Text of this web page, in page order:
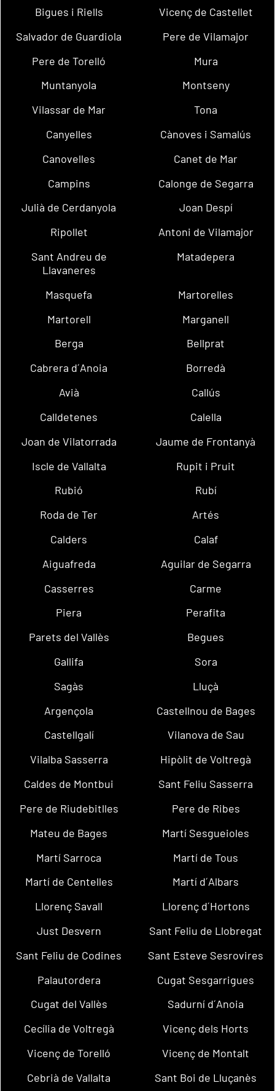
Bigues i Riells
Vicenç de Castellet
Salvador de Guardiola
Pere de Vilamajor
Pere de Torelló
Mura
Muntanyola
Montseny
Vilassar de Mar
Tona
Canyelles
Cànoves i Samalús
Canovelles
Canet de Mar
Campins
Calonge de Segarra
Julià de Cerdanyola
Joan Despí
Ripollet
Antoni de Vilamajor
Sant Andreu de
Llavaneres
Matadepera
Masquefa
Martorelles
Martorell
Marganell
Berga
Bellprat
Cabrera d´Anoia
Borredà
Avià
Callús
Calldetenes
Calella
Joan de Vilatorrada
Jaume de Frontanyà
Iscle de Vallalta
Rupit i Pruit
Rubió
Rubí
Roda de Ter
Artés
Calders
Calaf
Aiguafreda
Aguilar de Segarra
Casserres
Carme
Piera
Perafita
Parets del Vallès
Begues
Gallifa
Sora
Sagàs
Lluçà
Argençola
Castellnou de Bages
Castellgalí
Vilanova de Sau
Vilalba Sasserra
Hipòlit de Voltregà
Caldes de Montbui
Sant Feliu Sasserra
Pere de Riudebitlles
Pere de Ribes
Mateu de Bages
Martí Sesgueioles
Martí Sarroca
Martí de Tous
Martí de Centelles
Martí d´Albars
Llorenç Savall
Llorenç d´Hortons
Just Desvern
Sant Feliu de Llobregat
Sant Feliu de Codines
Sant Esteve Sesrovires
Palautordera
Cugat Sesgarrigues
Cugat del Vallès
Sadurní d´Anoia
Cecília de Voltregà
Vicenç dels Horts
Vicenç de Torelló
Vicenç de Montalt
Cebrià de Vallalta
Sant Boi de Lluçanès